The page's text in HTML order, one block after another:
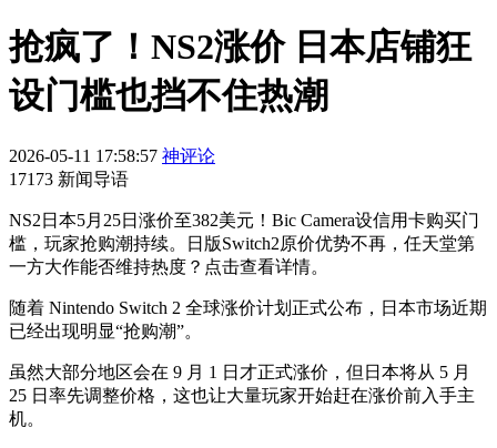
抢疯了！NS2涨价 日本店铺狂
设门槛也挡不住热潮
2026-05-11 17:58:57 神评论
17173 新闻导语
NS2日本5月25日涨价至382美元！Bic Camera设信用卡购买门
槛，玩家抢购潮持续。日版Switch2原价优势不再，任天堂第
一方大作能否维持热度？点击查看详情。
随着 Nintendo Switch 2 全球涨价计划正式公布，日本市场近期
已经出现明显“抢购潮”。
虽然大部分地区会在 9 月 1 日才正式涨价，但日本将从 5 月
25 日率先调整价格，这也让大量玩家开始赶在涨价前入手主
机。